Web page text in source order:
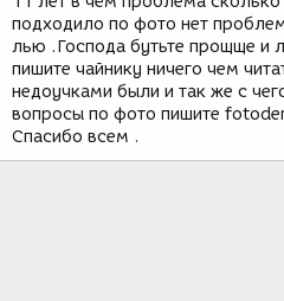
подходило по фото нет
лью .Господа бутьте прощще и
пишите чайнику ничего чем
недоучками были и так же с
вопросы по фото пишите
Спасибо всем .